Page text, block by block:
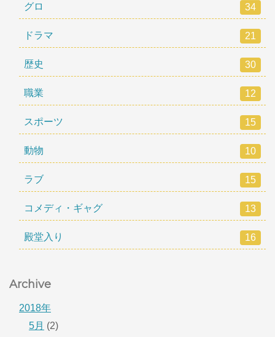
グロ 34
ドラマ 21
歴史 30
職業 12
スポーツ 15
動物 10
ラブ 15
コメディ・ギャグ 13
殿堂入り 16
Archive
2018年
5月 (2)